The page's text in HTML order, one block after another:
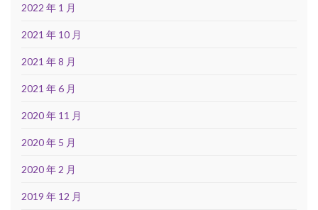
2022 年 1 月
2021 年 10 月
2021 年 8 月
2021 年 6 月
2020 年 11 月
2020 年 5 月
2020 年 2 月
2019 年 12 月